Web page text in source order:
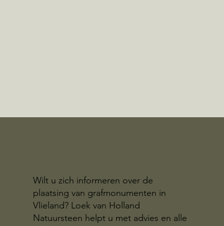
Wilt u zich informeren over de
plaatsing van grafmonumenten in
Vlieland? Loek van Holland
Natuursteen helpt u met advies en alle